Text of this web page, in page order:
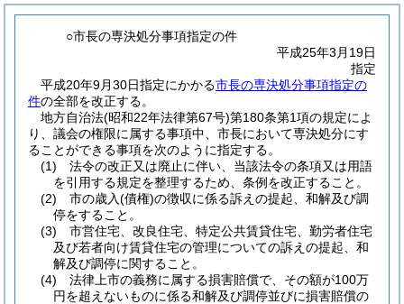
○市長の専決処分事項指定の件
平成25年3月19日
指定
平成20年9月30日指定にかかる市長の専決処分事項指定の
件の全部を改正する。
地方自治法(昭和22年法律第67号)第180条第1項の規定によ
り、議会の権限に属する事項中、市長において専決処分にす
ることができる事項を次のように指定する。
(1) 法令の改正又は廃止に伴い、当該法令の条項又は用語
を引用する規定を整理するため、条例を改正すること。
(2) 市の歳入(債権)の徴収に係る訴えの提起、和解及び調
停をすること。
(3) 市営住宅、改良住宅、特定公共賃貸住宅、勤労者住宅
及び若者向け賃貸住宅の管理についての訴えの提起、和
解及び調停に関すること。
(4) 法律上市の義務に属する損害賠償で、その額が100万
円を超えないものに係る和解及び調停並びに損害賠償の